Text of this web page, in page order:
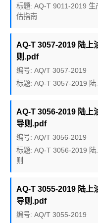
标题: AQ-T 9011-2019 生
估指南
AQ-T 3057-2019 陆上
则.pdf
编号: AQ/T 3057-2019
标题: AQ-T 3057-2019 陆
AQ-T 3056-2019 陆上
导则.pdf
编号: AQ/T 3056-2019
标题: AQ-T 3056-2019
则
AQ-T 3055-2019 陆上
导则.pdf
编号: AQ/T 3055-2019